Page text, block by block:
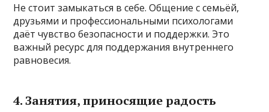
Не стоит замыкаться в себе. Общение с семьёй,
друзьями и профессиональными психологами
даёт чувство безопасности и поддержки. Это
важный ресурс для поддержания внутреннего
равновесия.
4. Занятия, приносящие радость